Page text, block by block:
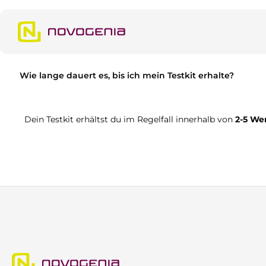
Wie lange dauert es, bis ich mein Testkit erhalte?
Dein Testkit erhältst du im Regelfall innerhalb von 2-5